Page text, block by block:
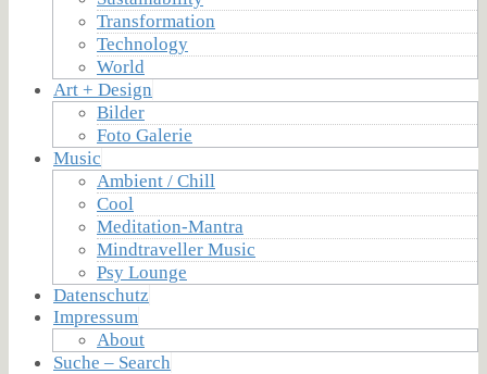
Transformation
Technology
World
Art + Design
Bilder
Foto Galerie
Music
Ambient / Chill
Cool
Meditation-Mantra
Mindtraveller Music
Psy Lounge
Datenschutz
Impressum
About
Suche – Search